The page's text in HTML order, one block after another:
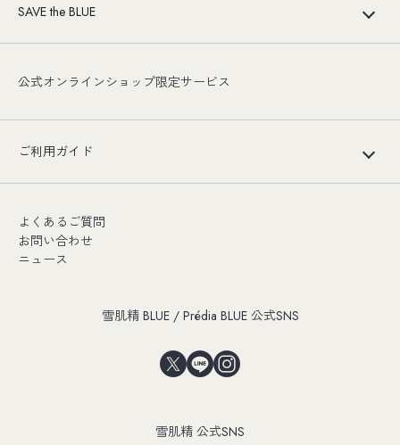
SAVE the BLUE
公式オンラインショップ限定サービス
ご利用ガイド
よくあるご質問
お問い合わせ
ニュース
雪肌精 BLUE / Prédia BLUE 公式SNS
雪肌精 公式SNS